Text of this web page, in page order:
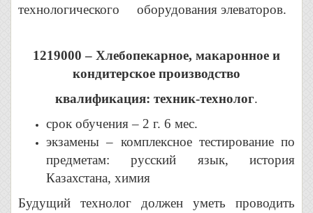
технологического оборудования элеваторов.
1219000 – Хлебопекарное, макаронное и
кондитерское производство
квалификация: техник-технолог.
срок обучения – 2 г. 6 мес.
экзамены – комплексное тестирование по
предметам: русский язык, история
Казахстана, химия
Будущий технолог должен уметь проводить